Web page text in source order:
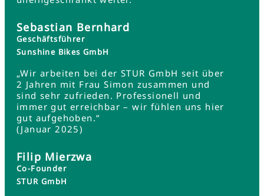
Sebastian Bernhard
Geschäftsführer
Sunshine Bikes GmbH
„Wir arbeiten bei der STUR GmbH seit über
2 Jahren mit Frau Simon zusammen und
sind sehr zufrieden. Professionell und
immer gut erreichbar – wir fühlen uns hier
gut aufgehoben.“
(Januar 2025)
Filip Mierzwa
Co-Founder
STUR GmbH